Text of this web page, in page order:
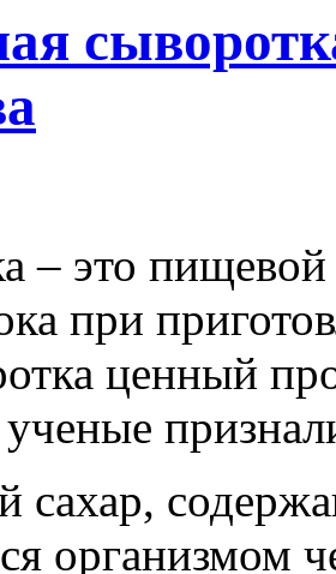
– это
при
ценный
ученые
организмом